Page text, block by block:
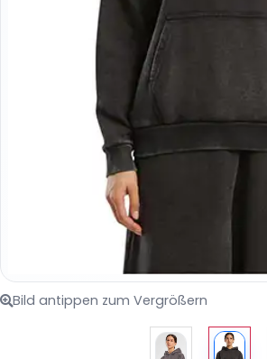
Bild antippen zum Vergrößern